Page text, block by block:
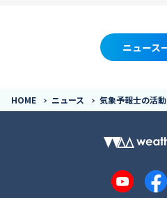
ニュース
HOME ニュース 気象予報士の活動
YouTube